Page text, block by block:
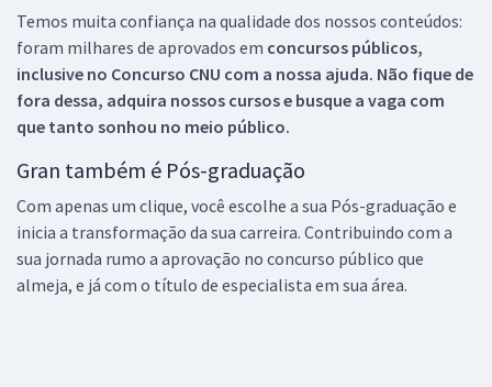
Temos muita confiança na qualidade dos nossos conteúdos:
foram milhares de aprovados em concursos públicos,
inclusive no Concurso CNU com a nossa ajuda. Não fique de
fora dessa, adquira nossos cursos e busque a vaga com
que tanto sonhou no meio público.
Gran também é Pós-graduação
Com apenas um clique, você escolhe a sua Pós-graduação e
inicia a transformação da sua carreira. Contribuindo com a
sua jornada rumo a aprovação no concurso público que
almeja, e já com o título de especialista em sua área.